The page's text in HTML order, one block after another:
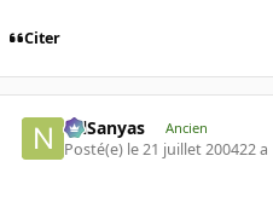
Citer
NilSanyas Ancien
Posté(e) le 21 juillet 200422 a